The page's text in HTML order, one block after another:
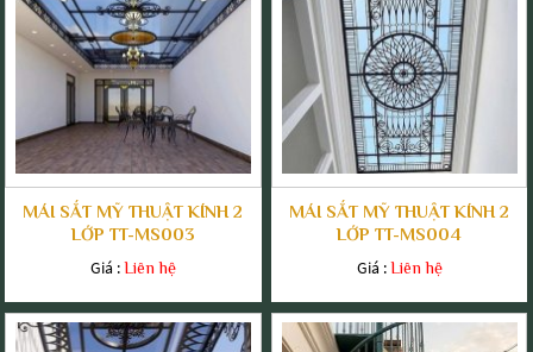
MÁI SẮT MỸ THUẬT KÍNH 2
LỚP TT-MS003
Giá :Liên hệ
MÁI SẮT MỸ THUẬT KÍNH 2
LỚP TT-MS004
Giá :Liên hệ